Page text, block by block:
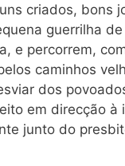
criados, bons
guerrilha de
e percorrem,
caminhos
dos
em direcção
junto do